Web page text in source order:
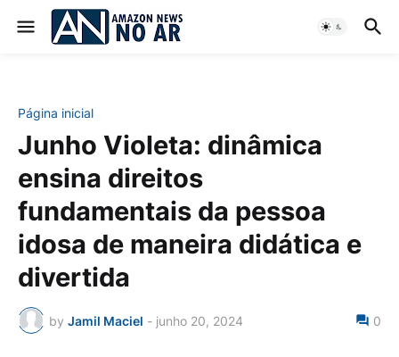
Página inicial
Junho Violeta: dinâmica
ensina direitos
fundamentais da pessoa
idosa de maneira didática e
divertida
by Jamil Maciel - junho 20, 2024 0